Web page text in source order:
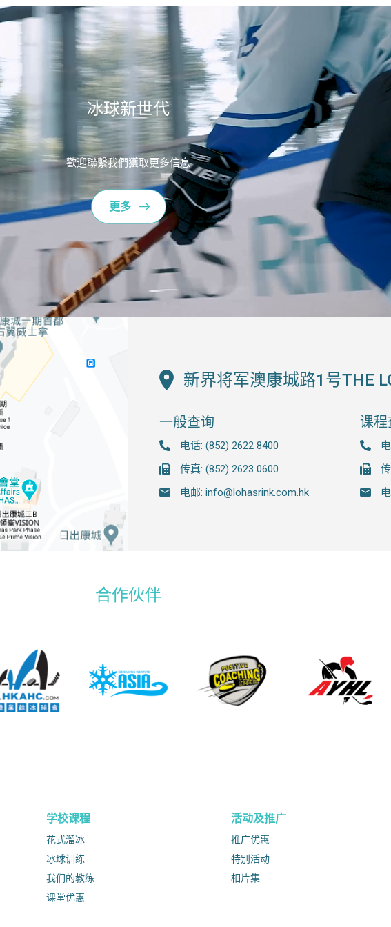
冰球新世代
歡迎聯繫我們獲取更多信息
更多
新界将军澳康城路1号THE
一般查询
电话: (852) 2622 8400
传真: (852) 2623 0600
电邮: info@lohasrink.com.hk
课程
合作伙伴
学校课程
花式溜冰
冰球训练
我们的教练
课堂优惠
活动及推广
推广优惠
特别活动
相片集